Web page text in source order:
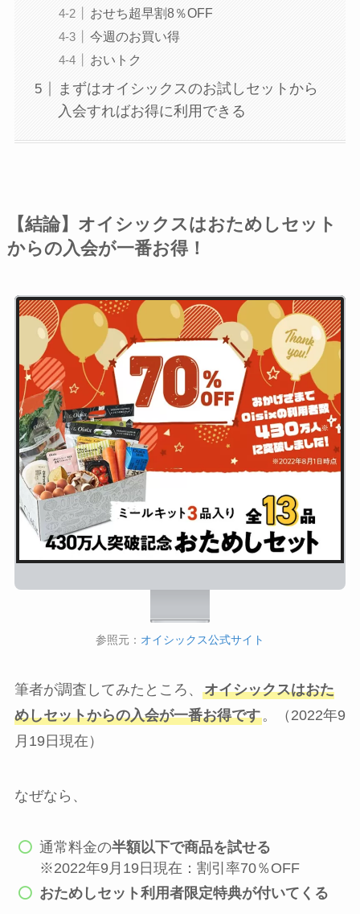
おせち超早割8％OFF
今週のお買い得
おいトク
まずはオイシックスのお試しセットから
入会すればお得に利用できる
【結論】オイシックスはおためしセット
からの入会が一番お得！
参照元： オイシックス公式サイト
筆者が調査してみたところ、 オイシックスはおた
めしセットからの入会が一番お得です。（2022年9
月19日現在）
なぜなら、
通常料金の半額以下で商品を試せる
※2022年9月19日現在：割引率70％OFF
おためしセット利用者限定特典が付いてくる